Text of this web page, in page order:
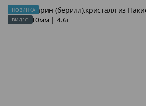
НОВИНКА
ВИДЕО